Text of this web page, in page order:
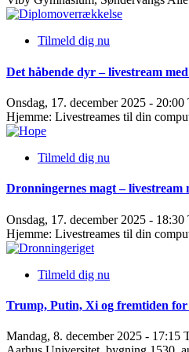
Tilmeld dig nu
Det håbende dyr – livestream
Onsdag, 17. december 2025 -
Hjemme: Livestreames til din
Tilmeld dig nu
Dronningernes magt – livestream
Onsdag, 17. december 2025 -
Hjemme: Livestreames til din
Tilmeld dig nu
Trump, Putin, Xi og fremtiden
Mandag, 8. december 2025 - 17:15